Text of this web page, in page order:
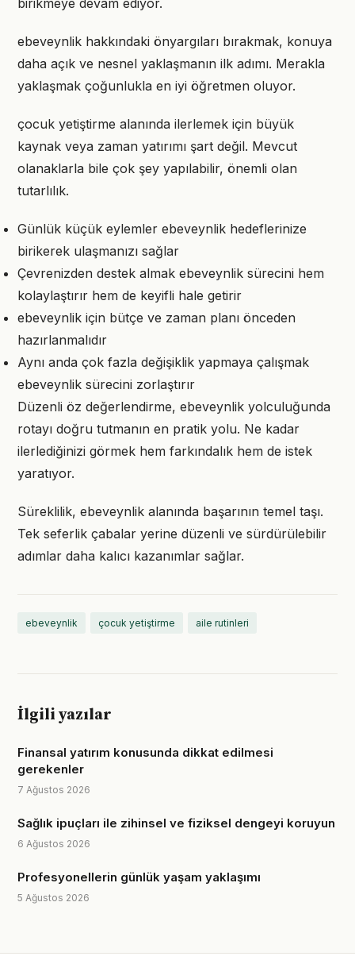
birikmeye devam ediyor.
ebeveynlik hakkındaki önyargıları bırakmak, konuya
daha açık ve nesnel yaklaşmanın ilk adımı. Merakla
yaklaşmak çoğunlukla en iyi öğretmen oluyor.
çocuk yetiştirme alanında ilerlemek için büyük
kaynak veya zaman yatırımı şart değil. Mevcut
olanaklarla bile çok şey yapılabilir, önemli olan
tutarlılık.
Günlük küçük eylemler ebeveynlik hedeflerinize
birikerek ulaşmanızı sağlar
Çevrenizden destek almak ebeveynlik sürecini hem
kolaylaştırır hem de keyifli hale getirir
ebeveynlik için bütçe ve zaman planı önceden
hazırlanmalıdır
Aynı anda çok fazla değişiklik yapmaya çalışmak
ebeveynlik sürecini zorlaştırır
Düzenli öz değerlendirme, ebeveynlik yolculuğunda
rotayı doğru tutmanın en pratik yolu. Ne kadar
ilerlediğinizi görmek hem farkındalık hem de istek
yaratıyor.
Süreklilik, ebeveynlik alanında başarının temel taşı.
Tek seferlik çabalar yerine düzenli ve sürdürülebilir
adımlar daha kalıcı kazanımlar sağlar.
ebeveynlik çocuk yetiştirme aile rutinleri
İlgili yazılar
Finansal yatırım konusunda dikkat edilmesi
gerekenler
7 Ağustos 2026
Sağlık ipuçları ile zihinsel ve fiziksel dengeyi koruyun
6 Ağustos 2026
Profesyonellerin günlük yaşam yaklaşımı
5 Ağustos 2026